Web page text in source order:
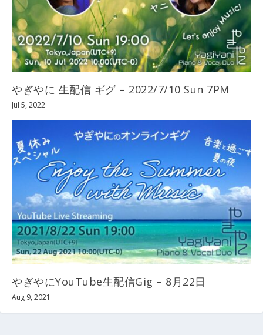
やぎやに 生配信 ギグ – 2022/7/10 Sun 7PM
Jul 5, 2022
やぎやにYouTube生配信Gig – 8月22日
Aug 9, 2021